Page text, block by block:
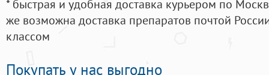
* быстрая и удобная доставка курьером по
же возможна доставка препаратов почтой
классом
Покупать у нас выгодно